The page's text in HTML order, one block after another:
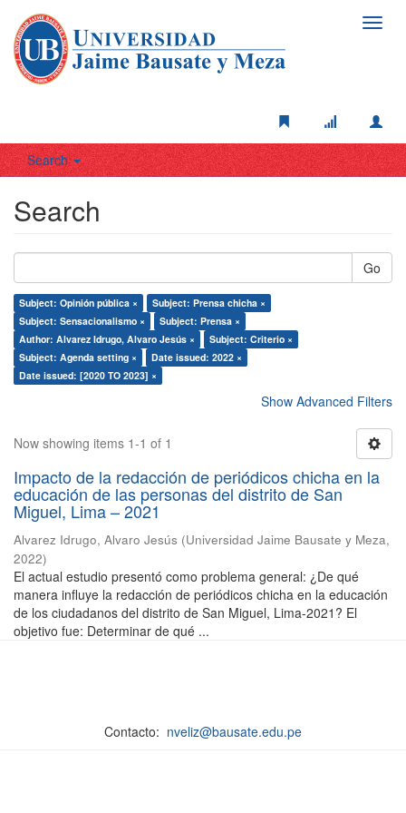
Search
Search
Go
Subject: Opinión pública ×
Subject: Prensa chicha ×
Subject: Sensacionalismo ×
Subject: Prensa ×
Author: Alvarez Idrugo, Alvaro Jesús ×
Subject: Criterio ×
Subject: Agenda setting ×
Date issued: 2022 ×
Date issued: [2020 TO 2023] ×
Show Advanced Filters
Now showing items 1-1 of 1
Impacto de la redacción de periódicos chicha en la
educación de las personas del distrito de San
Miguel, Lima – 2021
Alvarez Idrugo, Alvaro Jesús (Universidad Jaime Bausate y Meza,
2022)
El actual estudio presentó como problema general: ¿De qué
manera influye la redacción de periódicos chicha en la educación
de los ciudadanos del distrito de San Miguel, Lima-2021? El
objetivo fue: Determinar de qué ...
Contacto: nveliz@bausate.edu.pe